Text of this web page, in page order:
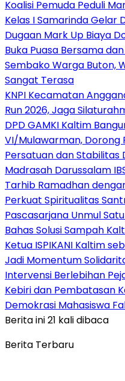
Koalisi Pemuda Peduli
Kelas I Samarinda Gelar
Dugaan Mark Up Biaya
Buka Puasa Bersama
Sembako Warga Buton,
Sangat Terasa
KNPI Kecamatan
Run 2026, Jaga
DPD GAMKI Kaltim
VI/Mulawarman, Dorong
Persatuan dan Stabilitas
Madrasah Darussalam
Tarhib Ramadhan
Perkuat Spiritualitas
Pascasarjana Unmul
Bahas Solusi Sampah
Ketua ISPIKANI Kaltim
Jadi Momentum
Intervensi Berlebihan
Kebiri dan Pembatasan
Demokrasi Mahasiswa
Berita ini 21 kali dibaca
Berita Terbaru